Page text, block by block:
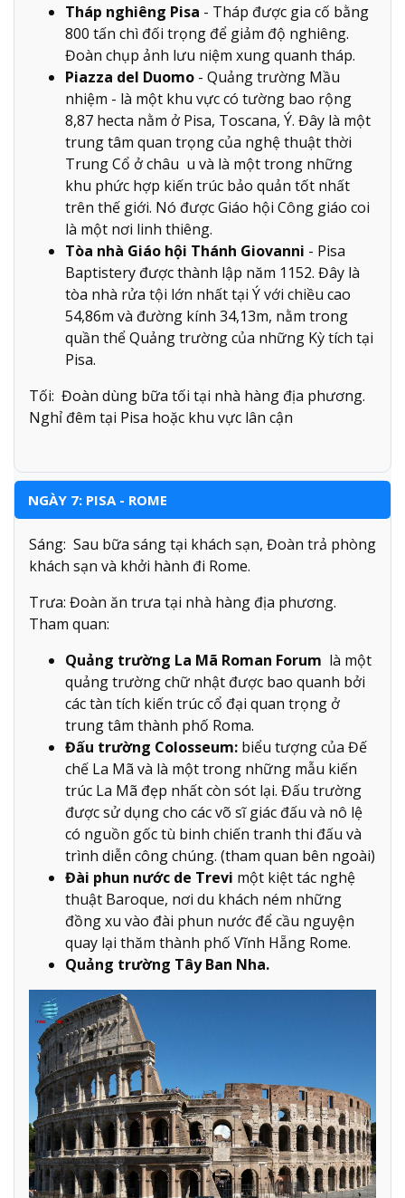
Tháp nghiêng Pisa - Tháp được gia cố bằng
800 tấn chì đối trọng để giảm độ nghiêng.
Đoàn chụp ảnh lưu niệm xung quanh tháp.
Piazza del Duomo - Quảng trường Mầu
nhiệm - là một khu vực có tường bao rộng
8,87 hecta nằm ở Pisa, Toscana, Ý. Đây là một
trung tâm quan trọng của nghệ thuật thời
Trung Cổ ở châu u và là một trong những
khu phức hợp kiến ​​trúc bảo quản tốt nhất
trên thế giới. Nó được Giáo hội Công giáo coi
là một nơi linh thiêng.
Tòa nhà Giáo hội Thánh Giovanni - Pisa
Baptistery được thành lập năm 1152. Đây là
tòa nhà rửa tội lớn nhất tại Ý với chiều cao
54,86m và đường kính 34,13m, nằm trong
quần thể Quảng trường của những Kỳ tích tại
Pisa.
Tối: Đoàn dùng bữa tối tại nhà hàng địa phương.
Nghỉ đêm tại Pisa hoặc khu vực lân cận
NGÀY 7: PISA - ROME
Sáng: Sau bữa sáng tại khách sạn, Đoàn trả phòng
khách sạn và khởi hành đi Rome.
Trưa: Đoàn ăn trưa tại nhà hàng địa phương.
Tham quan:
Quảng trường La Mã Roman Forum là một
quảng trường chữ nhật được bao quanh bởi
các tàn tích kiến trúc cổ đại quan trọng ở
trung tâm thành phố Roma.
Đấu trường Colosseum: biểu tượng của Đế
chế La Mã và là một trong những mẫu kiến
trúc La Mã đẹp nhất còn sót lại. Đấu trường
được sử dụng cho các võ sĩ giác đấu và nô lệ
có nguồn gốc tù binh chiến tranh thi đấu và
trình diễn công chúng. (tham quan bên ngoài)
Đài phun nước de Trevi một kiệt tác nghệ
thuật Baroque, nơi du khách ném những
đồng xu vào đài phun nước để cầu nguyện
quay lại thăm thành phố Vĩnh Hẵng Rome.
Quảng trường Tây Ban Nha.